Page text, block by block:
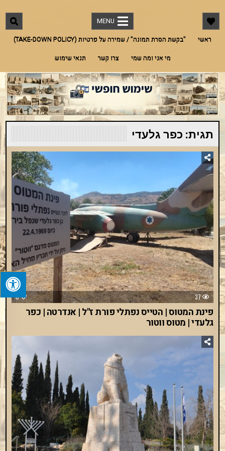
content
"שימוש חופשי"
מאגר תמונות חינמי לתמונות מארץ ישראל אך לא רק. אדריכלות, היסטוריה, מורשת,
בעלי חיים, טבע ועוד
MENU
ראשי
"בקשת הסרת תמונה" / שמירה על פרטיות (TAKE-DOWN POLICY)
מי אני ומה שמי
צרו קשר תנאי שימוש
תגית: כפר גלעדי
0 37
פינת המטוס | הטייס נפתלי פורת ז"ל | אנדרטה | כפר
גלעדי | מטוס ווטור